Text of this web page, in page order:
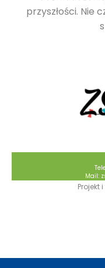
przyszłości. Nie
Mail:
Projekt